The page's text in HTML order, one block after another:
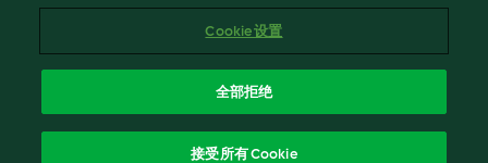
Cookies
ICP许可证号：沪通信管自贸[2026]3号
Cookie 设置
全部拒绝
接受所有 Cookie